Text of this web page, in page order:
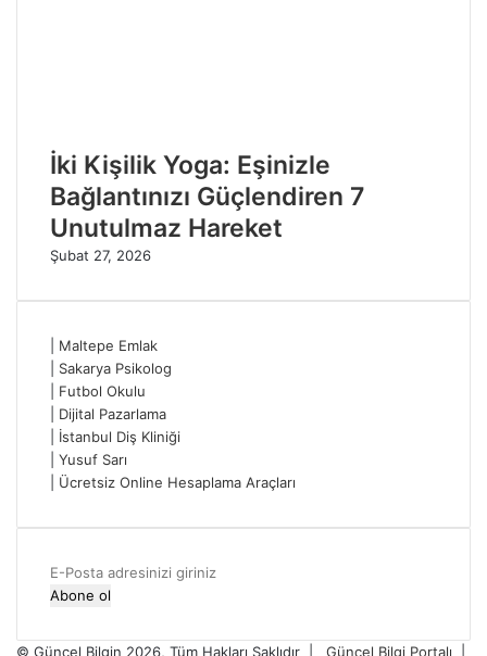
İki Kişilik Yoga: Eşinizle
Bağlantınızı Güçlendiren 7
Unutulmaz Hareket
Şubat 27, 2026
Maltepe Emlak
Sakarya Psikolog
Futbol Okulu
Dijital Pazarlama
İstanbul Diş Kliniği
Yusuf Sarı
Ücretsiz Online Hesaplama Araçları
E-
Posta
giriniz
© Güncel Bilgin 2026, Tüm Hakları Saklıdır | Güncel Bilgi Portalı